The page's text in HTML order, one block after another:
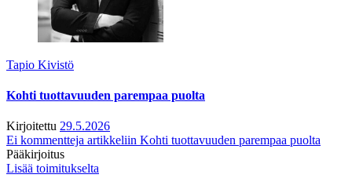
Tapio Kivistö
Kohti tuottavuuden parempaa puolta
Kirjoitettu 29.5.2026
Ei kommentteja artikkeliin Kohti tuottavuuden parempaa puolta
Pääkirjoitus
Lisää toimitukselta